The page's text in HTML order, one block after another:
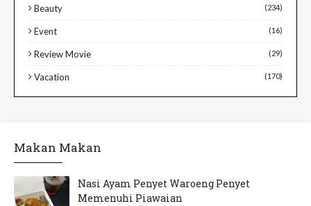
Beauty (234)
Event (16)
Review Movie (29)
Vacation (170)
Makan Makan
Nasi Ayam Penyet Waroeng Penyet
Memenuhi Piawaian